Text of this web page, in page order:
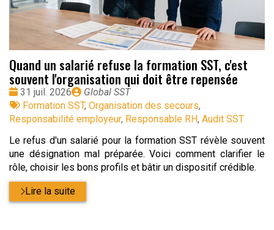
Quand un salarié refuse la formation SST, c'est
souvent l'organisation qui doit être repensée
Date
:
31 juil. 2026
Publié
par
Global SST
Tags
:
Formation SST, Organisation des secours,
Responsabilité employeur, Responsable RH, Audit SST
Le refus d'un salarié pour la formation SST révèle souvent
une désignation mal préparée. Voici comment clarifier le
rôle, choisir les bons profils et bâtir un dispositif crédible.
Lire la suite